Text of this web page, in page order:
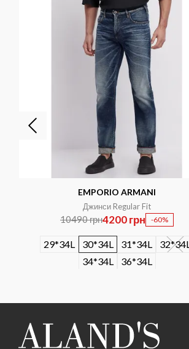
EMPORIO ARMANI
Джинси Regular Fit
10490 грн4200 грн -60%
29*34L 30*34L 31*34L
32*34L
34*34L
36*34L